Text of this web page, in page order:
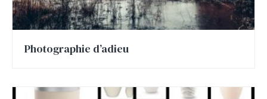
Photographie d’adieu